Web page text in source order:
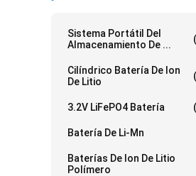
Sistema Portátil Del
Almacenamiento De ...
Cilíndrico Batería De Ion
De Litio
3.2V LiFePO4 Batería
Batería De Li-Mn
Baterías De Ion De Litio
Polímero